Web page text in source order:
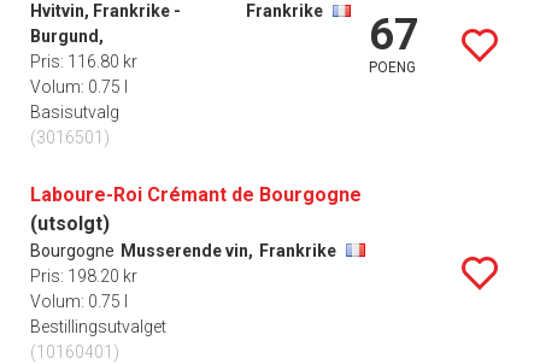
Hvitvin, Frankrike -
Burgund,
Frankrike
Pris: 116.80 kr
Volum: 0.75 l
Basisutvalg
(3016501)
67
POENG
Laboure-Roi Crémant de Bourgogne
(utsolgt)
Bourgogne Musserende vin, Frankrike
Pris: 198.20 kr
Volum: 0.75 l
Bestillingsutvalget
(10160401)